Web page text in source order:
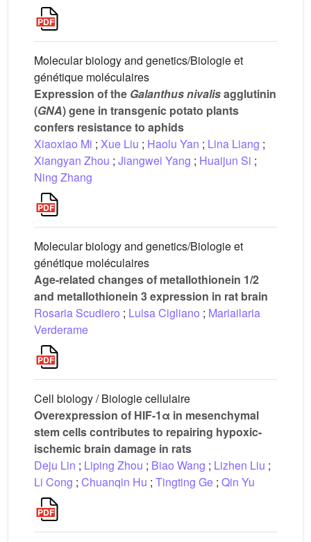
Molecular biology and genetics/Biologie et
génétique moléculaires
Expression of the Galanthus nivalisagglutinin
(GNA) gene in transgenic potato plants
confers resistance to aphids
Xiaoxiao Mi ; Xue Liu ; Haolu Yan ; Lina Liang ;
Xiangyan Zhou ; Jiangwei Yang ; Huaijun Si ;
Ning Zhang
Molecular biology and genetics/Biologie et
génétique moléculaires
Age-related changes of metallothionein 1/2
and metallothionein 3 expression in rat brain
Rosaria Scudiero ; Luisa Cigliano ; Mariailaria
Verderame
Cell biology / Biologie cellulaire
Overexpression of HIF-1α in mesenchymal
stem cells contributes to repairing hypoxic-
ischemic brain damage in rats
Deju Lin ; Liping Zhou ; Biao Wang ; Lizhen Liu ;
Li Cong ; Chuanqin Hu ; Tingting Ge ; Qin Yu